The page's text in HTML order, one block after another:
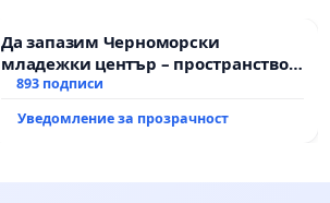
Да запазим Черноморски
младежки център – пространство
за младите на Варна
893 подписи
Уведомление за прозрачност